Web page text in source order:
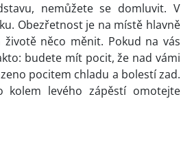
nemůžete se domluvit. V
Obezřetnost je na místě hlavně
něco měnit. Pokud na vás
budete mít pocit, že nad vámi
pocitem chladu a bolestí zad.
levého zápěstí omotejte